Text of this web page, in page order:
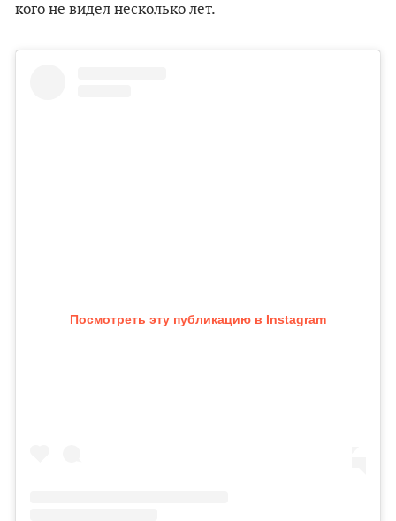
кого не видел несколько лет.
Посмотреть эту публикацию в Instagram